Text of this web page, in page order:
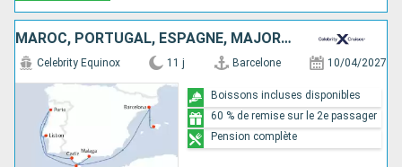
MAROC, PORTUGAL, ESPAGNE, MAJORQUE
Celebrity Equinox 11 j Barcelone 10/04/2027
Boissons incluses disponibles
60 % de remise sur le 2e passager
Pension complète